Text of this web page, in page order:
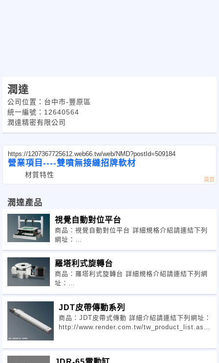
潤達
公司位置：台中市-豐原區
統一編號：12640564
潤達精密有限公司
https://1207367725612.web66.tw/web/NMD?postId=509184
營業項目----雙噴無接縫招牌軟材
潤達產品
視覺自動對位平台
商品：視覺自動對位平台 詳細規格介紹請連結下列
網址：
http://www.render.com.tw/tw_product_view.asp?
fkindno=F001399&p
羅塔利式旋轉台
商品：羅塔利式旋轉台 詳細規格介紹請連結下列網
址：
http://www.render.com.tw/tw_product_view.asp?
fkindno=F001399&pi
JDT皮帶傳動系列
商品：JDT皮帶式傳動 詳細介紹請連結下列網址：
http://www.render.com.tw/tw_product_list.asp?